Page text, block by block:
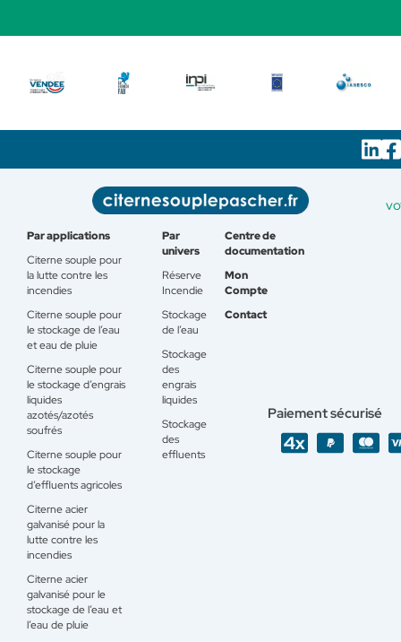
Par applications
Citerne souple pour
la lutte contre les
incendies
Citerne souple pour
le stockage de l’eau
et eau de pluie
Citerne souple pour
le stockage d’engrais
liquides
azotés/azotés
soufrés
Citerne souple pour
le stockage
d’effluents agricoles
Citerne acier
galvanisé pour la
lutte contre les
incendies
Citerne acier
galvanisé pour le
stockage de l’eau et
l’eau de pluie
Par
univers
Réserve
Incendie
Stockage
de l’eau
Stockage
des
engrais
liquides
Stockage
des
effluents
Centre de
documentation
Mon
Compte
Contact
Paiement sécurisé